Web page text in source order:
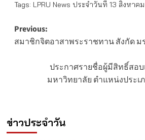
Tags: LPRU News ประจำวันที่ 13 สิงหาค
Post
navigation
Previous:
สมาชิกจิตอาสาพระราชทาน สังกัด
ประกาศรายชื่อผู้มีสิทธิ์สอ
มหาวิทยาลัย ตำแหน่งประเ
ข่าวประจำวัน